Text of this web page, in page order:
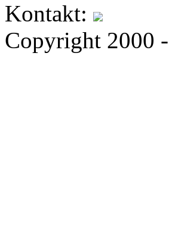
Kontakt:
Copyright 2000